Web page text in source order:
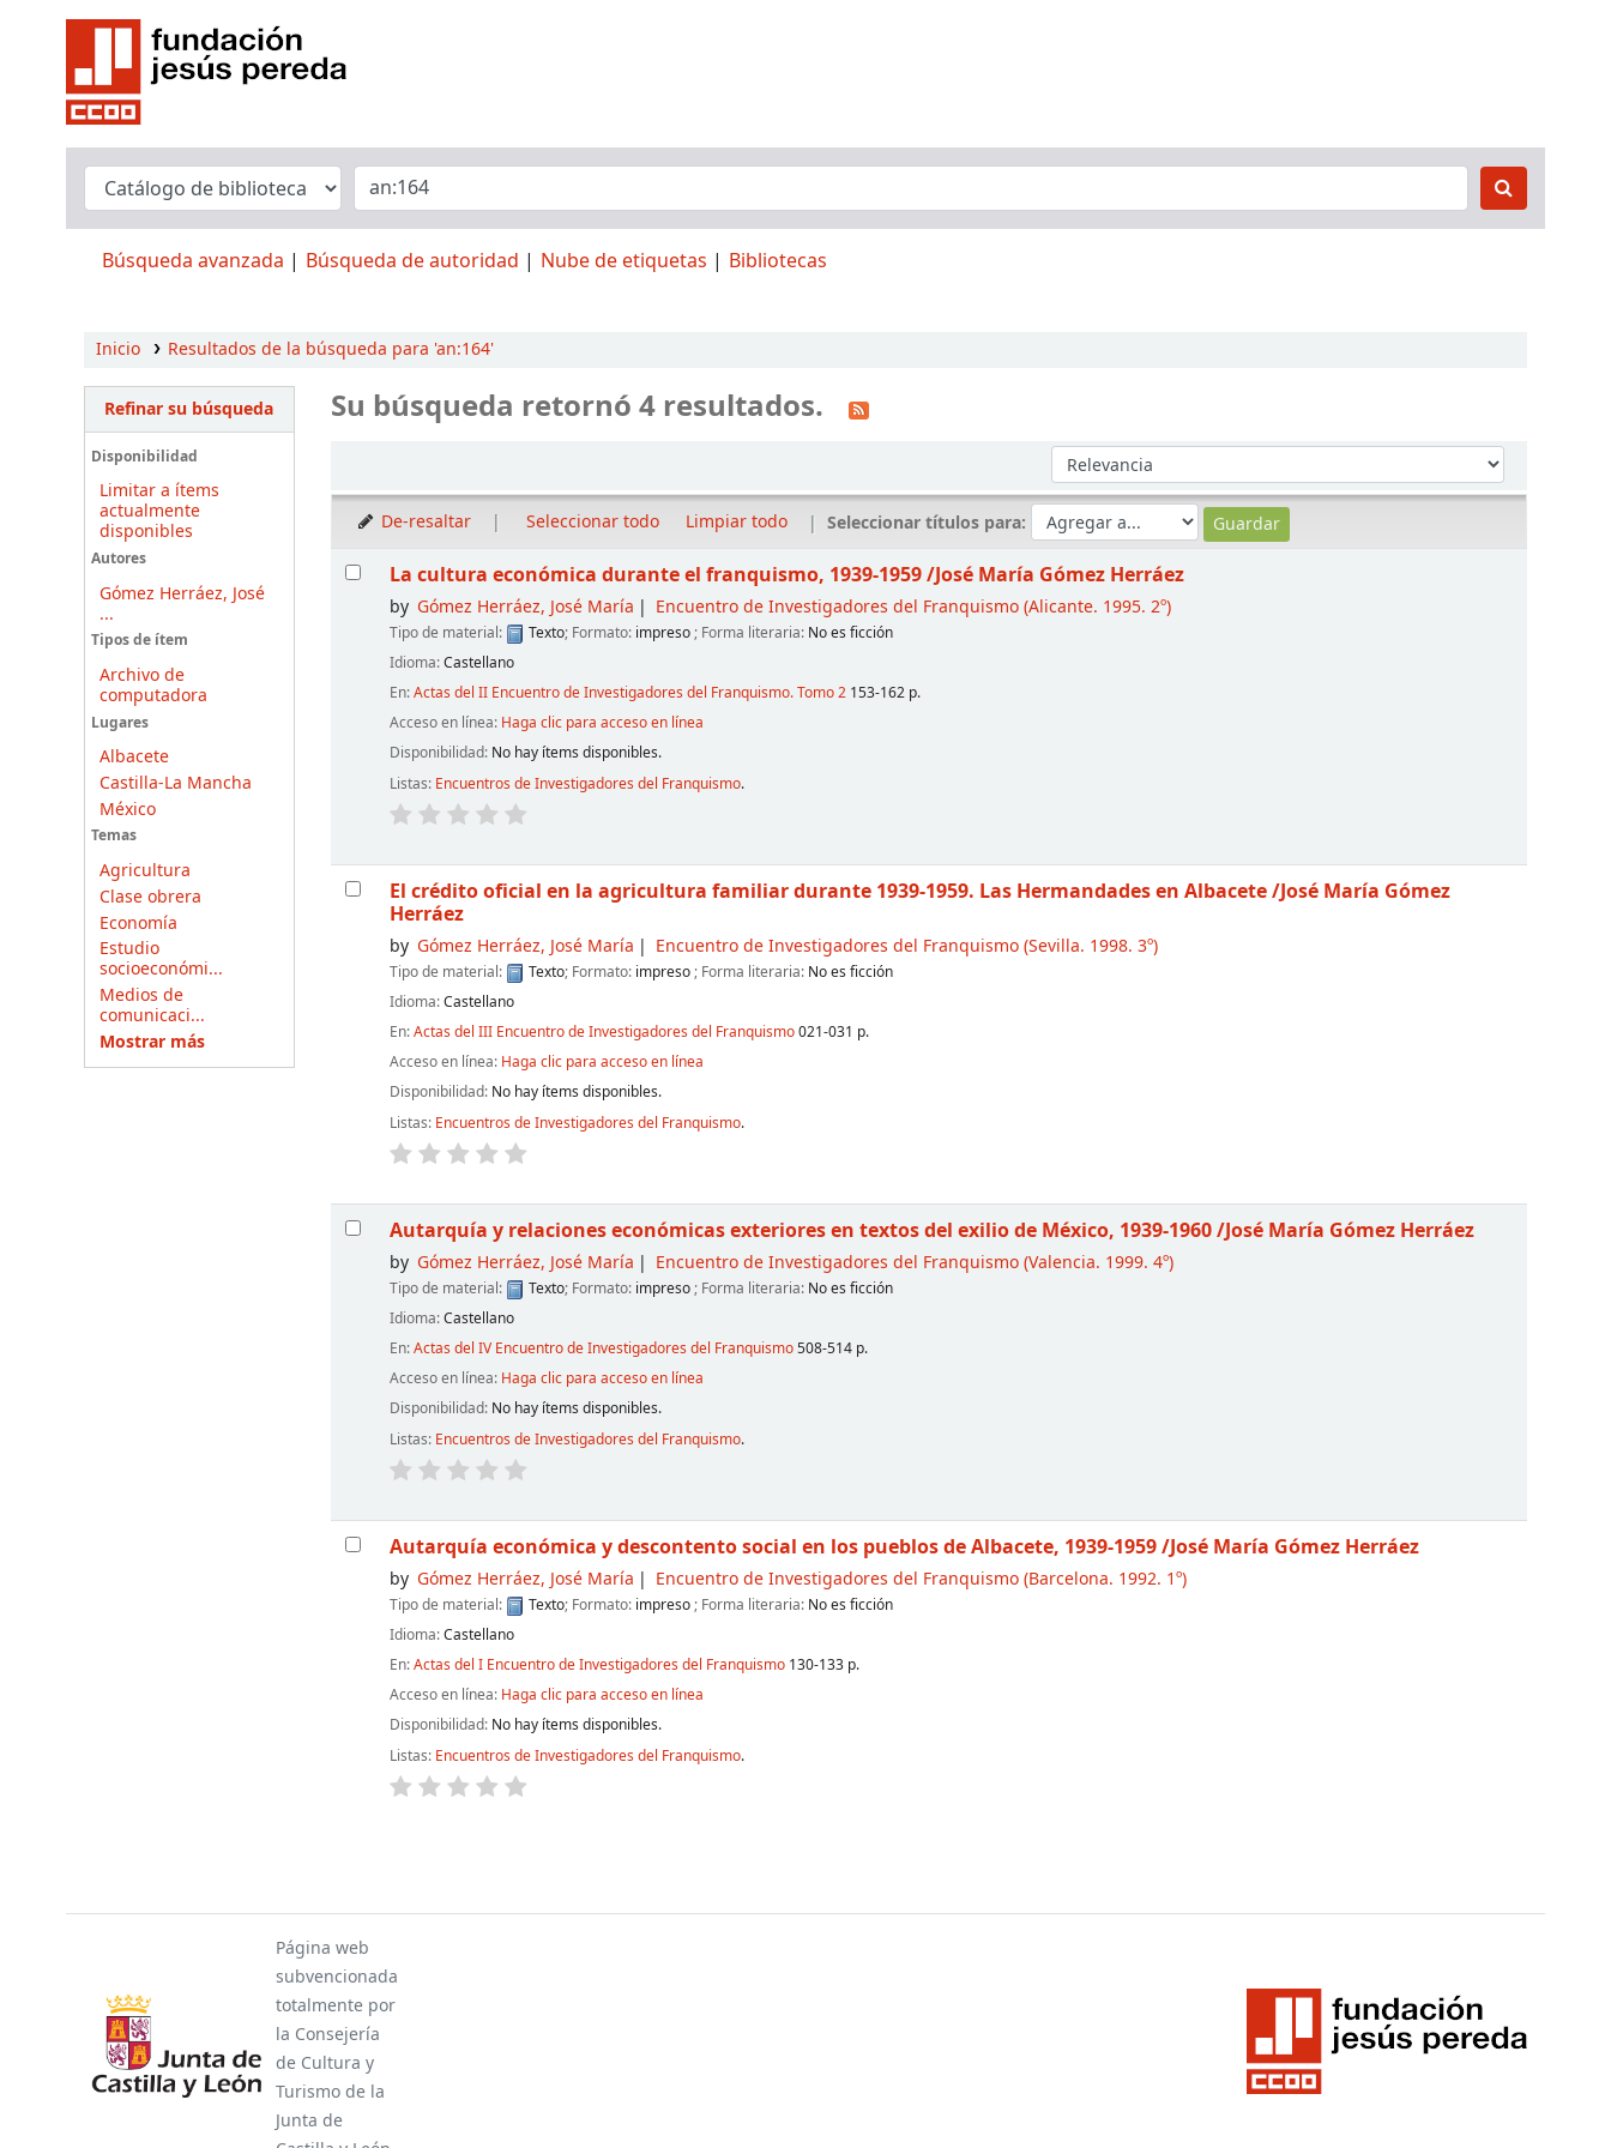
Búsqueda avanzada Búsqueda de autoridad Nube de etiquetas Bibliotecas
Inicio Resultados de la búsqueda para 'an:164'
Refinar su búsqueda
Disponibilidad
Limitar a ítems
actualmente
disponibles
Autores
Gómez Herráez, José
...
Tipos de ítem
Archivo de
computadora
Lugares
Albacete
Castilla-La Mancha
México
Temas
Agricultura
Clase obrera
Economía
Estudio
socioeconómi...
Medios de
comunicaci...
Mostrar más
Su búsqueda retornó 4 resultados.
Ordenar por:
De-resaltar Seleccionar todo Limpiar todo Seleccionar títulos para:
Resultados
La cultura económica durante el franquismo, 1939-1959/José María Gómez Herráez
by Gómez Herráez, José María Encuentro de Investigadores del Franquismo(Alicante. 1995. 2º)
Tipo de material: Texto; Formato: impreso; Forma literaria: No es ficción
Idioma:Castellano
En:Actas del II Encuentro de Investigadores del Franquismo. Tomo 2153-162 p.
Acceso en línea: Haga clic para acceso en línea
Disponibilidad: No hay ítems disponibles.
Listas: Encuentros de Investigadores del Franquismo.
El crédito oficial en la agricultura familiar durante 1939-1959. Las Hermandades en Albacete/José María Gómez
Herráez
by Gómez Herráez, José María Encuentro de Investigadores del Franquismo(Sevilla. 1998. 3º)
Tipo de material: Texto; Formato: impreso; Forma literaria: No es ficción
Idioma:Castellano
En:Actas del III Encuentro de Investigadores del Franquismo021-031 p.
Acceso en línea: Haga clic para acceso en línea
Disponibilidad: No hay ítems disponibles.
Listas: Encuentros de Investigadores del Franquismo.
Autarquía y relaciones económicas exteriores en textos del exilio de México, 1939-1960/José María Gómez Herráez
by Gómez Herráez, José María Encuentro de Investigadores del Franquismo(Valencia. 1999. 4º)
Tipo de material: Texto; Formato: impreso; Forma literaria: No es ficción
Idioma:Castellano
En:Actas del IV Encuentro de Investigadores del Franquismo508-514 p.
Acceso en línea: Haga clic para acceso en línea
Disponibilidad: No hay ítems disponibles.
Listas: Encuentros de Investigadores del Franquismo.
Autarquía económica y descontento social en los pueblos de Albacete, 1939-1959/José María Gómez Herráez
by Gómez Herráez, José María Encuentro de Investigadores del Franquismo(Barcelona. 1992. 1º)
Tipo de material: Texto; Formato: impreso; Forma literaria: No es ficción
Idioma:Castellano
En:Actas del I Encuentro de Investigadores del Franquismo130-133 p.
Acceso en línea: Haga clic para acceso en línea
Disponibilidad: No hay ítems disponibles.
Listas: Encuentros de Investigadores del Franquismo.
Página web
subvencionada
totalmente por
la Consejería
de Cultura y
Turismo de la
Junta de